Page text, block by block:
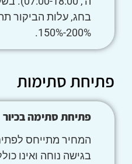
בחג, עלות הביקור
200%-150%.
פתיחת סתימות
פתיחת סתימה בכיור
המחיר מתייחס
בגישה נוחה ואינו